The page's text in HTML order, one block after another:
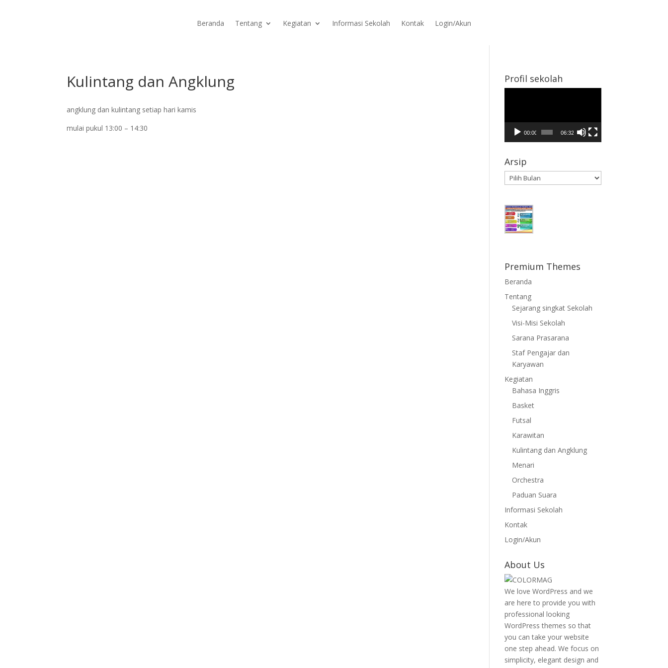
Beranda Tentang Kegiatan Informasi Sekolah Kontak Login/Akun
Kulintang dan Angklung
angklung dan kulintang setiap hari kamis
mulai pukul 13:00 – 14:30
Profil sekolah
00:00 06:32
Arsip
Arsip
Premium Themes
Beranda
Tentang
Sejarang singkat Sekolah
Visi-Misi Sekolah
Sarana Prasarana
Staf Pengajar dan
Karyawan
Kegiatan
Bahasa Inggris
Basket
Futsal
Karawitan
Kulintang dan Angklung
Menari
Orchestra
Paduan Suara
Informasi Sekolah
Kontak
Login/Akun
About Us
We love WordPress and we
are here to provide you with
professional looking
WordPress themes so that
you can take your website
one step ahead. We focus on
simplicity, elegant design and